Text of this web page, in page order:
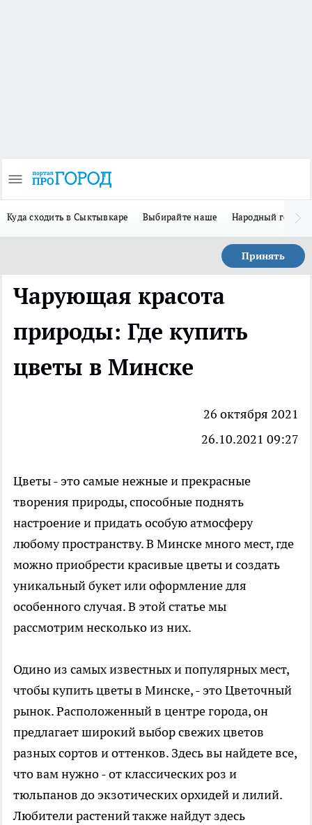
Куда сходить в Сыктывкаре Выбирайте наше Народный герой-
Принять
Чарующая красота
природы: Где купить
цветы в Минске
26 октября 2021
26.10.2021 09:27
Цветы - это самые нежные и прекрасные
творения природы, способные поднять
настроение и придать особую атмосферу
любому пространству. В Минске много мест, где
можно приобрести красивые цветы и создать
уникальный букет или оформление для
особенного случая. В этой статье мы
рассмотрим несколько из них.
Одино из самых известных и популярных мест,
чтобы купитьцветы в Минске, - это Цветочный
рынок. Расположенный в центре города, он
предлагает широкий выбор свежих цветов
разных сортов и оттенков. Здесь вы найдете все,
что вам нужно - от классических роз и
тюльпанов до экзотических орхидей и лилий.
Любители растений также найдут здесь